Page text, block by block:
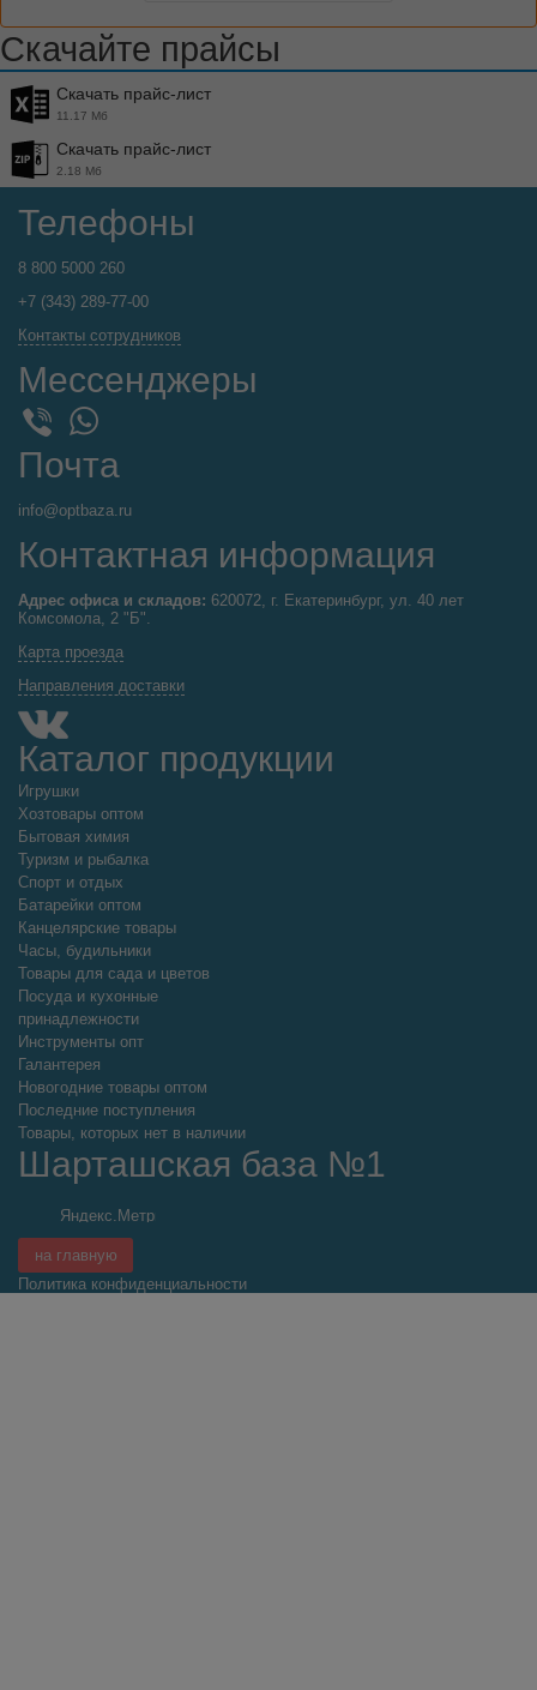
Скачайте прайсы
Скачать прайс-лист
11.17 Мб
Скачать прайс-лист
2.18 Мб
Телефоны
8 800 5000 260
+7 (343) 289-77-00
Контакты сотрудников
Мессенджеры
WhatsApp
Почта
info@optbaza.ru
Контактная информация
Адрес офиса и складов: 620072, г. Екатеринбург, ул. 40 лет
Комсомола, 2 "Б".
Карта проезда
Направления доставки
Каталог продукции
Игрушки
Хозтовары оптом
Бытовая химия
Туризм и рыбалка
Спорт и отдых
Батарейки оптом
Канцелярские товары
Часы, будильники
Товары для сада и цветов
Посуда и кухонные
принадлежности
Инструменты опт
Галантерея
Новогодние товары оптом
Последние поступления
Товары, которых нет в наличии
Шарташская база №1
на главную
Политика конфиденциальности